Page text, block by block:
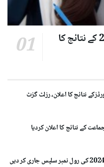
پنجاب، تعلیمی بورڈزمیٹرک 2024 کے نتائج کا